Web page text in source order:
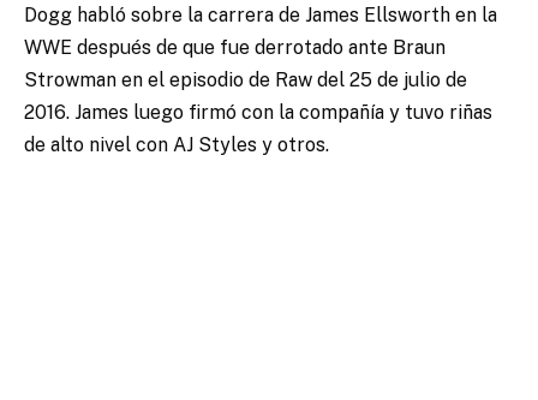
Dogg habló sobre la carrera de James Ellsworth en la
WWE después de que fue derrotado ante Braun
Strowman en el episodio de Raw del 25 de julio de
2016. James luego firmó con la compañía y tuvo riñas
de alto nivel con AJ Styles y otros.